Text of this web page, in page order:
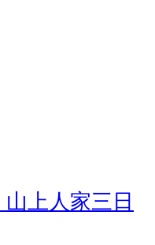
上人家三日